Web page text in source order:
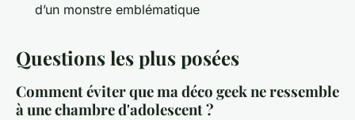
d’un monstre emblématique
Questions les plus posées
Comment éviter que ma déco geek ne ressemble
à une chambre d'adolescent ?